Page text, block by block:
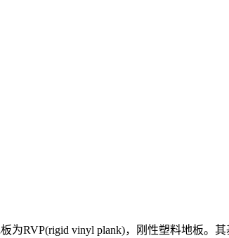
RVP(rigid vinyl plank)，刚性塑料地板。